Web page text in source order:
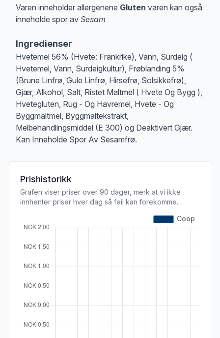
Varen inneholder allergenene Gluten varen kan også
inneholde spor av Sesam
Ingredienser
Hvetemel 56% (Hvete: Frankrike), Vann, Surdeig (
Hvetemel, Vann, Surdeigkultur), Frøblanding 5%
(Brune Linfrø, Gule Linfrø, Hirsefrø, Solsikkefrø),
Gjær, Alkohol, Salt, Ristet Maltmel ( Hvete Og Bygg ),
Hvetegluten, Rug - Og Havremel, Hvete - Og
Byggmaltmel, Byggmaltekstrakt,
Melbehandlingsmiddel (E 300) og Deaktivert Gjær.
Kan Inneholde Spor Av Sesamfrø.
Prishistorikk
Grafen viser priser over 90 dager, merk at vi ikke
innhenter priser hver dag så feil kan forekomme.